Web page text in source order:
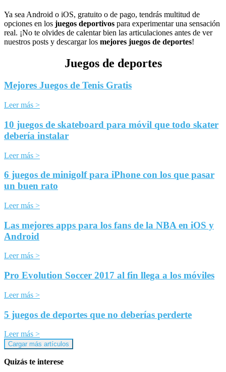
Ya sea Android o iOS, gratuito o de pago, tendrás multitud de
opciones en los juegos deportivos para experimentar una sensación
real. ¡No te olvides de calentar bien las articulaciones antes de ver
nuestros posts y descargar los mejores juegos de deportes!
Juegos de deportes
Mejores Juegos de Tenis Gratis
Leer más >
10 juegos de skateboard para móvil que todo skater
debería instalar
Leer más >
6 juegos de minigolf para iPhone con los que pasar
un buen rato
Leer más >
Las mejores apps para los fans de la NBA en iOS y
Android
Leer más >
Pro Evolution Soccer 2017 al fin llega a los móviles
Leer más >
5 juegos de deportes que no deberías perderte
Leer más >
Cargar más artículos
Quizás te interese